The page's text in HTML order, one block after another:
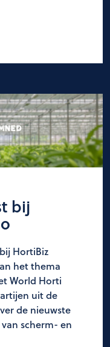
bij
HortiBiz
het thema
World Horti
uit de
de nieuwste
scherm- en